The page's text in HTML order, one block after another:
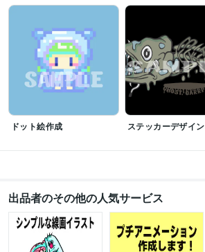
ドット絵作成 ステッカーデザイン
出品者のその他の人気サービス